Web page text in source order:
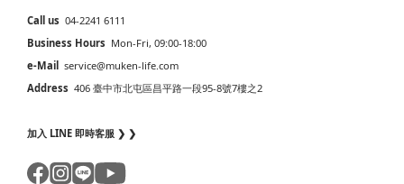
Call us 04-2241 6111
Business Hours Mon-Fri, 09:00-18:00
e-Mail service@muken-life.com
Address 406 臺中市北屯區昌平路一段95-8號7樓之2
加入 LINE 即時客服 ❯ ❯